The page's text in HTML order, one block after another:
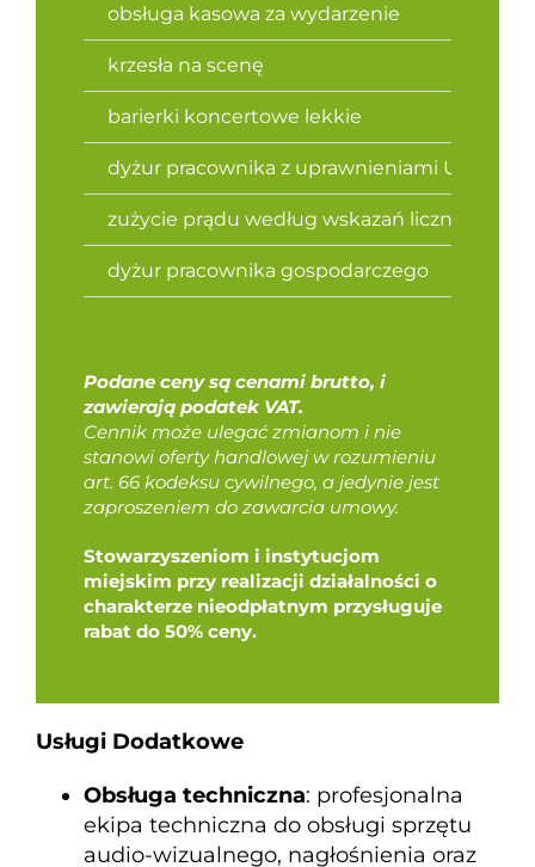
obsługa kasowa za wydarzenie
krzesła na scenę
barierki koncertowe lekkie
dyżur pracownika z uprawnieniami UDT do
zużycie prądu według wskazań licznik
dyżur pracownika gospodarczego
Podane ceny są cenami brutto, i
zawierają podatek VAT.
Cennik może ulegać zmianom i nie
stanowi oferty handlowej w rozumieniu
art. 66 kodeksu cywilnego, a jedynie jest
zaproszeniem do zawarcia umowy.
Stowarzyszeniom i instytucjom
miejskim przy realizacji działalności o
charakterze nieodpłatnym przysługuje
rabat do 50% ceny.
Usługi Dodatkowe
Obsługa techniczna: profesjonalna
ekipa techniczna do obsługi sprzętu
audio-wizualnego, nagłośnienia oraz